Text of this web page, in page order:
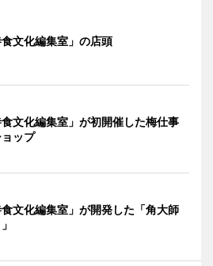
食文化編集室」の店頭
食文化編集室」が初開催した梅仕事
ップ
食文化編集室」が開発した「角大師